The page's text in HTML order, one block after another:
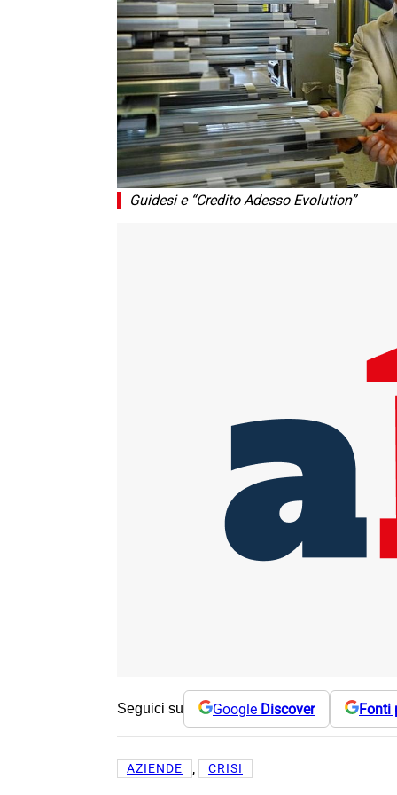
Guidesi e “Credito Adesso Evolution”
Seguici su Google Discover Fonti
AZIENDE , CRISI